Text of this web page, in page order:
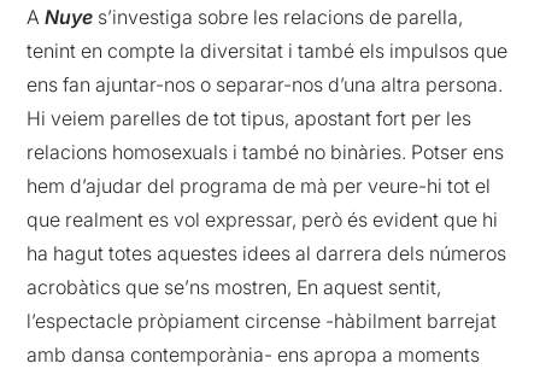
ANuye s’investiga sobre les relacions de parella,
tenint en compte la diversitat i també els impulsos que
ens fan ajuntar-nos o separar-nos d’una altra persona.
Hi veiem parelles de tot tipus, apostant fort per les
relacions homosexuals i també no binàries. Potser ens
hem d’ajudar del programa de mà per veure-hi tot el
que realment es vol expressar, però és evident que hi
ha hagut totes aquestes idees al darrera dels números
acrobàtics que se’ns mostren, En aquest sentit,
l’espectacle pròpiament circense -hàbilment barrejat
amb dansa contemporània- ens apropa a moments